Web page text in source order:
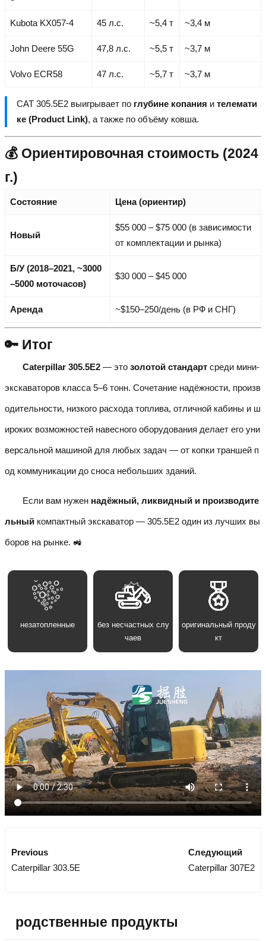
Kubota KX057-4 45 л.с. ~5,4 т ~3,4 м
John Deere 55G 47,8 л.с. ~5,5 т ~3,7 м
Volvo ECR58 47 л.с. ~5,7 т ~3,7 м
CAT 305.5E2 выигрывает по глубине копания и телемати
ке (Product Link), а также по объёму ковша.
💰 Ориентировочная стоимость (2024
г.)
Состояние Цена (ориентир)
Новый
$55 000 – $75 000 (в зависимости
от комплектации и рынка)
Б/У (2018–2021, ~3000
–5000 моточасов)
$30 000 – $45 000
Аренда ~$150–250/день (в РФ и СНГ)
🔑 Итог
Caterpillar 305.5E2 — это золотой стандарт среди мини-
экскаваторов класса 5–6 тонн. Сочетание надёжности, произв
одительности, низкого расхода топлива, отличной кабины и ш
ироких возможностей навесного оборудования делает его уни
версальной машиной для любых задач — от копки траншей п
од коммуникации до сноса небольших зданий.
Если вам нужен надёжный, ликвидный и производите
льный компактный экскаватор — 305.5E2 один из лучших вы
боров на рынке. 🚜
незатопленные
без несчастных слу
чаев
оригинальный проду
кт
Previous
Caterpillar 303.5E
Следующий
Caterpillar 307E2
родственные продукты